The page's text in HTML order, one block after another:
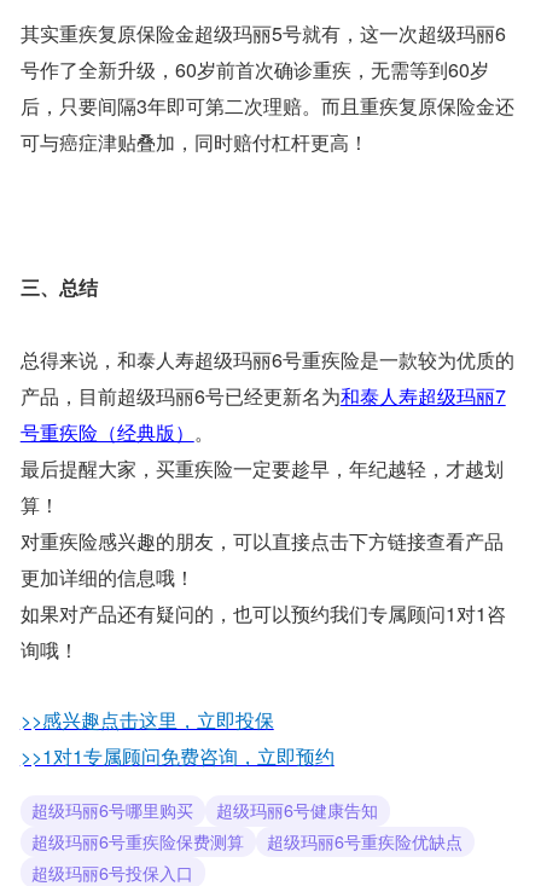
其实重疾复原保险金超级玛丽5号就有，这一次超级玛丽6
号作了全新升级，60岁前首次确诊重疾，无需等到60岁
后，只要间隔3年即可第二次理赔。而且重疾复原保险金还
可与癌症津贴叠加，同时赔付杠杆更高！
三、总结
总得来说，和泰人寿超级玛丽6号重疾险是一款较为优质的
产品，目前超级玛丽6号已经更新名为和泰人寿超级玛丽7
号重疾险（经典版） 。
最后提醒大家，买重疾险一定要趁早，年纪越轻，才越划
算！
对重疾险感兴趣的朋友，可以直接点击下方链接查看产品
更加详细的信息哦！
如果对产品还有疑问的，也可以预约我们专属顾问1对1咨
询哦！
>>感兴趣点击这里，立即投保
>>1对1专属顾问免费咨询，立即预约
超级玛丽6号哪里购买
超级玛丽6号健康告知
超级玛丽6号重疾险保费测算
超级玛丽6号重疾险优缺点
超级玛丽6号投保入口